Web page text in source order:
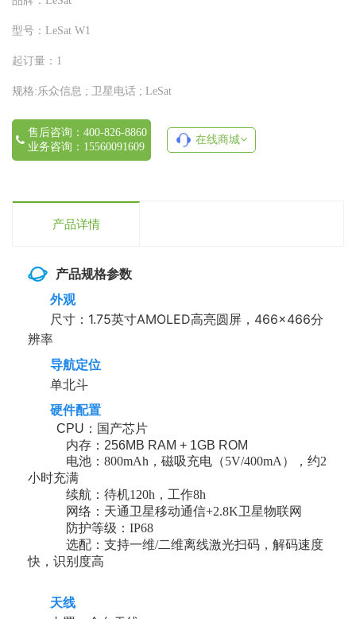
型号： LeSat W1
起订量： 1
规格: 乐众信息 ; 卫星电话 ; LeSat
售后咨询：400-826-8860
业务咨询：15560091609
在线商城
产品详情
产品规格参数
外观
尺寸：1.75英寸AMOLED高亮圆屏，466×466分
辨率
导航定位
单北斗
硬件配置
CPU：国产芯片
内存：256MB RAM + 1GB ROM
电池：800mAh，磁吸充电（5V/400mA），约2
小时充满
续航：待机120h，工作8h
网络：天通卫星移动通信+2.8K卫星物联网
防护等级：IP68
选配：支持一维/二维离线激光扫码，解码速度
快，识别度高
天线